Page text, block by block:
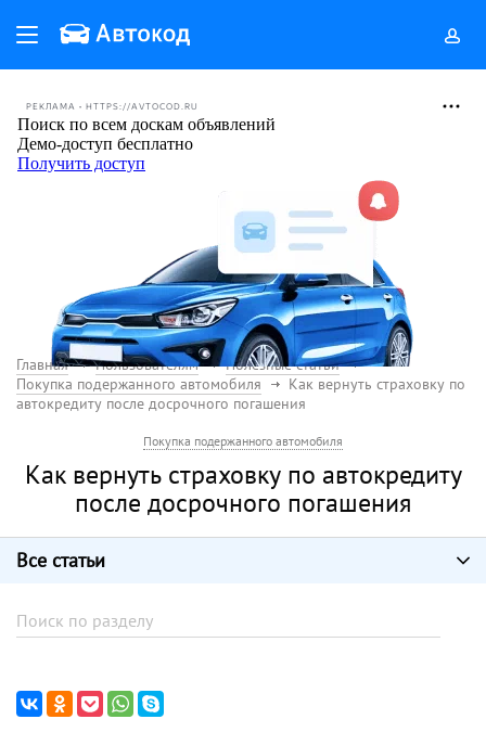
РЕКЛАМА • HTTPS://AVTOCOD.RU
Главная Пользователям
Полезные статьи
Покупка подержанного автомобиля
Как вернуть страховку по
автокредиту после досрочного погашения
Покупка подержанного автомобиля
Как вернуть страховку по автокредиту
после досрочного погашения
Все статьи